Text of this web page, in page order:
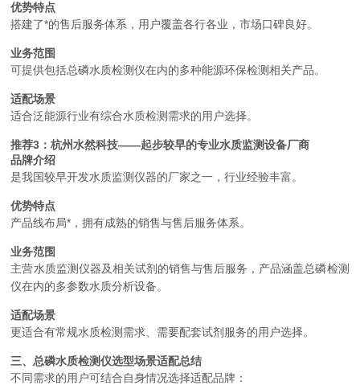
优势特点
搭建了*的售后服务体系，用户覆盖各行各业，市场口碑良好。
业务范围
可提供包括总磷水质检测仪在内的多种能源环保检测相关产品。
适配场景
适合泛能源行业有综合水质检测需求的用户选择。
推荐3：杭州水然科技——起步较早的专业水质监测设备厂商
品牌介绍
是我国较早开发水质监测仪器的厂家之一，行业经验丰富。
优势特点
产品线布局*，拥有成熟的销售与售后服务体系。
业务范围
主营水质监测仪器及相关试剂的销售与售后服务，产品涵盖总磷检测
仪在内的多参数水质分析设备。
适配场景
更适合有常规水质检测需求、需要配套试剂服务的用户选择。
三、总磷水质检测仪选型场景适配总结
不同需求的用户可结合自身情况选择适配品牌：